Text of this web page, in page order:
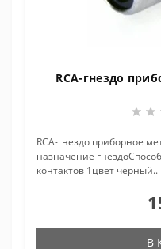
RCA-гнездо
RCA-гнездо приборное
назначение
контактов 1цвет черный..
В